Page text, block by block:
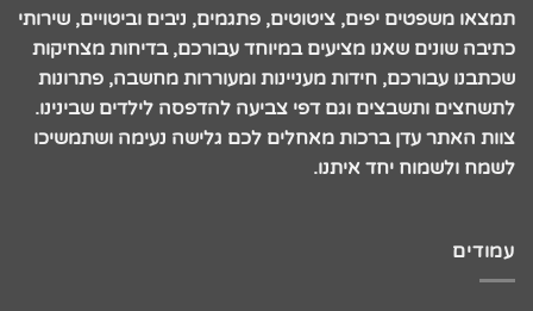
תמצאו משפטים יפים, ציטוטים, פתגמים, ניבים וביטויים, שירותי
כתיבה שונים שאנו מציעים במיוחד עבורכם, בדיחות מצחיקות
שכתבנו עבורכם, חידות מעניינות ומעוררות מחשבה, פתרונות
לתשחצים ותשבצים וגם דפי צביעה להדפסה לילדים שבינינו.
צוות האתר עדן ברכות מאחלים לכם גלישה נעימה ושתמשיכו
לשמח ולשמוח יחד איתנו.
עמודים